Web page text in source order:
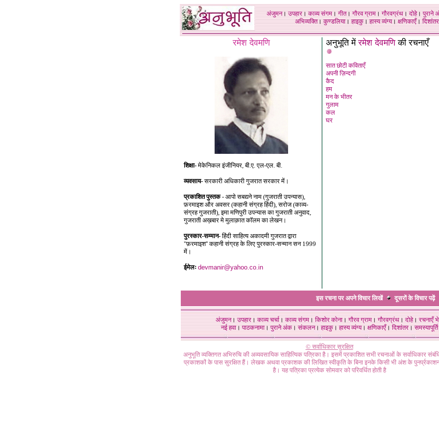
अंजुमन।उपहार।काव्य संगम।गीत।गौरव ग्राम।गौरवग्रंथ।दोहे।पुराने
अभिव्यक्ति।कुण्डलिया।हाइकु।हास्य व्यंग्य।क्षणिकाएँ।दिशांतर
रमेश देवमणि
शिक्षा-मेकेनिकल इंजीनियर, बी.ए. एल-एल. बी.
व्यवसाय-सरकारी अधिकारी गुजरात सरकार में।
प्रकाशित पुस्तक- आपो सबद्यने नाम (गुजराती उपन्यास),
फ़रमाइश और अवसर (कहानी संग्रह हिंदी), सरोज (काव्य-
संग्रह गुजराती), इमा मणिपुरी उपन्यास का गुजराती अनुवाद,
गुजराती अख़बार मे मुलाक़ात कॉलम का लेखन।
पुरस्कार-सम्मान-हिंदी साहित्य अकादमी गुजरात द्वारा
"फ़रमाइश'' कहानी संग्रह के लिए पुरस्कार-सन्मान सन 1999
में।
ईमेलः devmanir@yahoo.co.in
अनुभूति मेंरमेश देवमणिकी रचनाएँ
सात छोटी कविताएँ
अपनी ज़िन्दगी
कैद
हम
मन के भीतर
गुलाम
कल
घर
इस रचना पर अपने विचार लिखें दूसरों के विचारपढ़ें
अंजुमन।उपहार।काव्य चर्चा।काव्य संगम।किशोर कोना।गौरव ग्राम।गौरवग्रंथ।दोहे।रचनाएँ
नई हवा। पाठकनामा। पुराने अंक। संकलन। हाइकु। हास्य व्यंग्य। क्षणिकाएँ। दिशांतर। समस्यापूर्ति
© सर्वाधिकार सुरक्षित
अनुभूति व्यक्तिगत अभिरुचि की अव्यवसायिक साहित्यिक पत्रिका है। इसमें प्रकाशित सभी रचनाओं के सर्वाधिकार
प्रकाशकों के पास सुरक्षित हैं। लेखक अथवा प्रकाशक की लिखित स्वीकृति के बिना इनके किसी भी अंश के
है। यह पत्रिका प्रत्येक सोमवार को परिवर्धित होती है